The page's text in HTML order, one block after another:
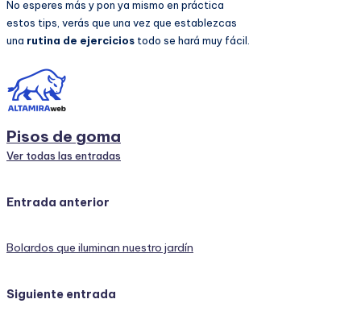
No esperes más y pon ya mismo en práctica
estos tips, verás que una vez que establezcas
una rutina de ejercicios todo se hará muy fácil.
Pisos de goma
Ver todas las entradas
Navegación
de
Entrada anterior
Bolardos que iluminan nuestro jardín
Siguiente entrada